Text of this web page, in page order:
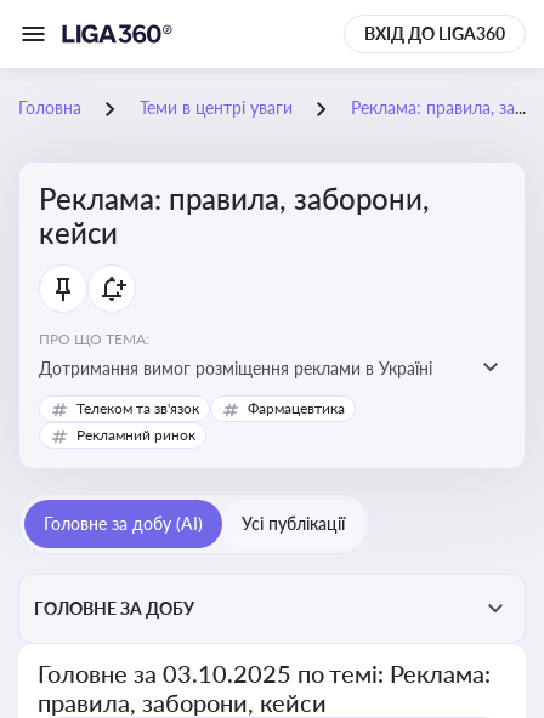
ВХІД ДО LIGA360
Головна Теми в центрі уваги Реклама: правила, заборони, кейси
Реклама: правила, заборони,
кейси
ПРО ЩО ТЕМА:
Дотримання вимог розміщення реклами в Україні
Телеком та зв'язок
Фармацевтика
Рекламний ринок
Головне за добу (AI) Усі публікації
ГОЛОВНЕ ЗА ДОБУ
Головне за 03.10.2025 по темі: Реклама:
правила, заборони, кейси